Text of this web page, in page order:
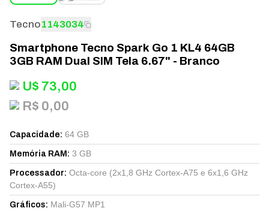
Tecno1143034
Smartphone Tecno Spark Go 1 KL4 64GB
3GB RAM Dual SIM Tela 6.67" - Branco
U$ 73,00
R$ 0,00
Capacidade: 64 GB
Memória RAM : 3 GB
Processador: Octa-core (2x1,8 GHz Cortex-A75 e 6x1,6 GHz
Cortex-A55)
Gráficos: Mali-G57 MP1